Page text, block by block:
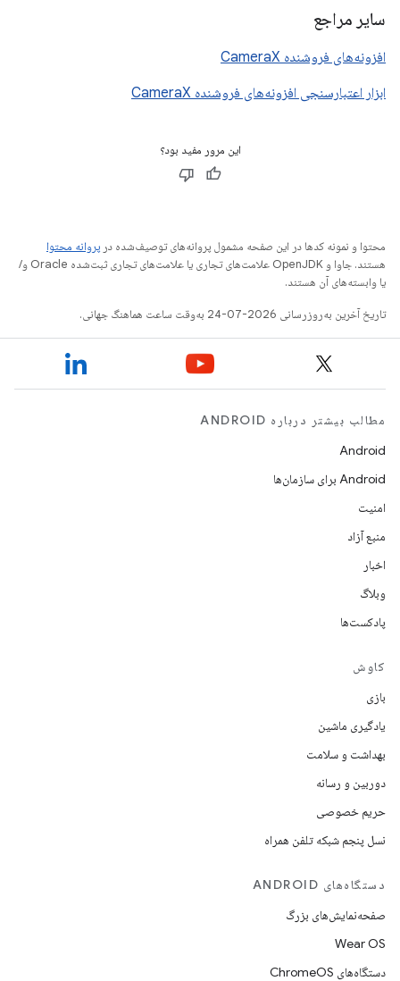
سایر مراجع
افزونه‌های فروشنده CameraX
ابزار اعتبارسنجی افزونه‌های فروشنده CameraX
این مرور مفید بود؟
محتوا و نمونه کدها در این صفحه مشمول پروانه‌های توصیف‌شده در پروانه محتوا
هستند. جاوا و OpenJDK علامت‌های تجاری یا علامت‌های تجاری ثبت‌شده Oracle و/
یا وابسته‌های آن هستند.
تاریخ آخرین به‌روزرسانی 2026-07-24 به‌وقت ساعت هماهنگ جهانی.
مطالب بیشتر درباره ANDROID
Android
Android برای سازمان‌ها
امنیت
منبع آزاد
اخبار
وبلاگ
پادکست‌ها
کاوش
بازی
یادگیری ماشین
بهداشت و سلامت
دوربین و رسانه
حریم خصوصی
نسل پنجم شبکه تلفن همراه
دستگاه‌های ANDROID
صفحه‌نمایش‌های بزرگ
Wear OS
دستگاه‌های ChromeOS